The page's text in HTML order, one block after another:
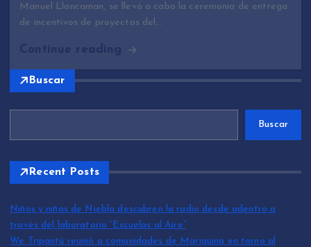
Manuel Llancaman, se llevó a cabo la ceremonia de entrega
de incentivos de proyectos del…
Continue reading
Buscar
Buscar
Recent Posts
Niños y niñas de Niebla descubren la radio desde adentro a
través del laboratorio “Escuelas al Aire”
We Tripantü reunió a comunidades de Mariquina en torno al